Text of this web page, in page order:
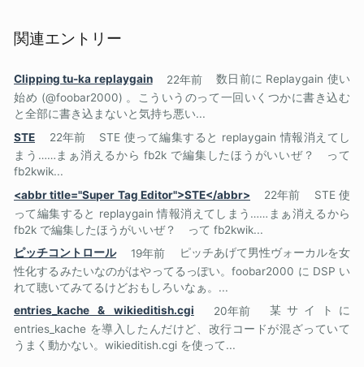
関連エントリー
Clipping tu-ka replaygain 22年前
数日前に Replaygain 使い
始め (@foobar2000) 。こういうのって一回いくつかに書き込む
と全部に書き込まないと気持ち悪い...
STE
22年前
STE 使って編集すると replaygain 情報消えてし
まう……まぁ消えるから fb2k で編集したほうがいいぜ？ って
fb2kwik...
<abbr title="Super Tag Editor">STE</abbr>
22年前
STE 使
って編集すると replaygain 情報消えてしまう……まぁ消えるから
fb2k で編集したほうがいいぜ？ って fb2kwik...
ピッチコントロール
19年前
ピッチあげて男性ヴォーカルを女
性化するみたいなのがはやってるっぽい。foobar2000 に DSP い
れて聴いてみてるけどおもしろいなぁ。...
entries_kache & wikieditish.cgi
20年前
某サイトに
entries_kache を導入したんだけど、改行コードが混ざっていて
うまく動かない。wikieditish.cgi を使って...